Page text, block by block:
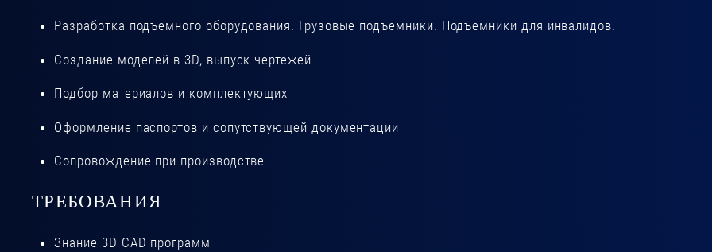
Разработка подъемного оборудования. Грузовые подъемники. Подъемники для инвалидов.
Создание моделей в 3D, выпуск чертежей
Подбор материалов и комплектующих
Оформление паспортов и сопутствующей документации
Сопровождение при производстве
ТРЕБОВАНИЯ
Знание 3D CAD программ